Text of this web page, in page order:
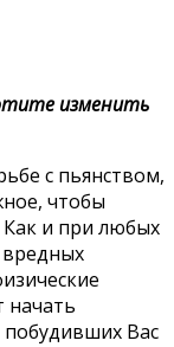
изменить
с пьянством,
чтобы
и при любых
вредных
начать
побудивших Вас